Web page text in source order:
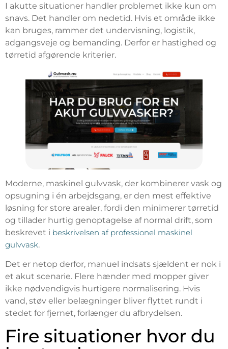
I akutte situationer handler problemet ikke kun om
snavs. Det handler om nedetid. Hvis et område ikke
kan bruges, rammer det undervisning, logistik,
adgangsveje og bemanding. Derfor er hastighed og
tørretid afgørende kriterier.
Moderne, maskinel gulvvask, der kombinerer vask og
opsugning i én arbejdsgang, er den mest effektive
løsning for store arealer, fordi den minimerer tørretid
og tillader hurtig genoptagelse af normal drift, som
beskrevet i beskrivelsen af professionel maskinel
gulvvask.
Det er netop derfor, manuel indsats sjældent er nok i
et akut scenarie. Flere hænder med mopper giver
ikke nødvendigvis hurtigere normalisering. Hvis
vand, støv eller belægninger bliver flyttet rundt i
stedet for fjernet, forlænger du afbrydelsen.
Fire situationer hvor du